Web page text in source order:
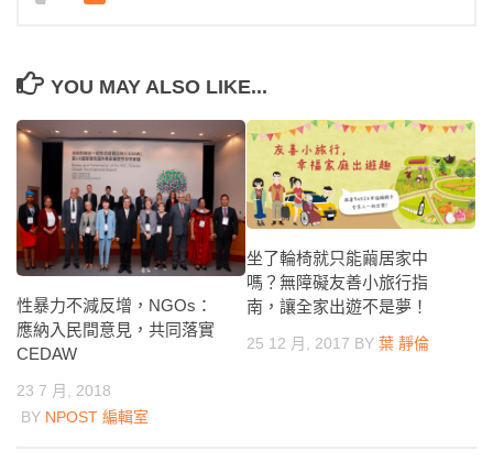
YOU MAY ALSO LIKE...
性暴力不減反增，NGOs：
應納入民間意見，共同落實
CEDAW
23 7 月, 2018
BY NPOST 編輯室
坐了輪椅就只能繭居家中
嗎？無障礙友善小旅行指
南，讓全家出遊不是夢！
25 12 月, 2017 BY 葉 靜倫